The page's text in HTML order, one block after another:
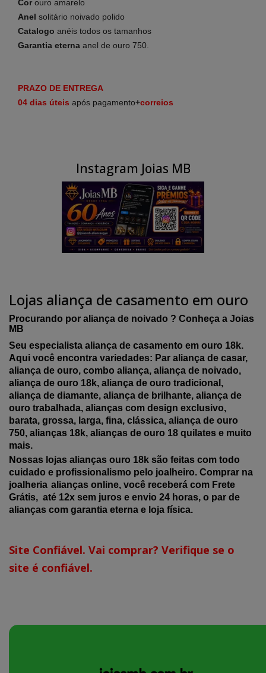
Corouro amarelo
Anel solitário noivado polido
Catalogo anéis todos os tamanhos
Garantia eterna anel de ouro 750.
PRAZO DE ENTREGA
04 dias úteis após pagamento+correios
Instagram Joias MB
Lojas aliança de casamento em ouro
Procurando por aliança de noivado ? Conheça a Joias
MB
Seu especialista aliança de casamento em ouro 18k.
Aqui você encontra variedades: Par aliança de casar,
aliança de ouro, combo aliança, aliança de noivado,
aliança de ouro 18k, aliança de ouro tradicional,
aliança de diamante, aliança de brilhante, aliança de
ouro trabalhada, alianças com design exclusivo,
barata, grossa, larga, fina, clássica, aliança de ouro
750, alianças 18k, alianças de ouro 18 quilates e muito
mais.
Nossas lojas alianças ouro 18k são feitas com todo
cuidado e profissionalismo pelo joalheiro. Comprar na
joalheria alianças online, você receberá com Frete
Grátis, até 12x sem juros e envio 24 horas, o par de
alianças com garantia eterna e loja física.
Site Confiável. Vai comprar? Verifique se o
site é confiável.